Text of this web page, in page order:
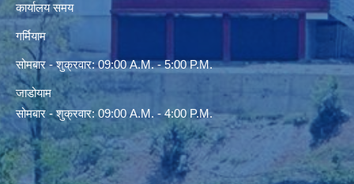
कार्यालय समय
गर्मियाम
सोमबार - शुक्रवार: 09:00 A.M. - 5:00 P.M.
जाडोयाम
सोमबार - शुक्रवार: 09:00 A.M. - 4:00 P.M.